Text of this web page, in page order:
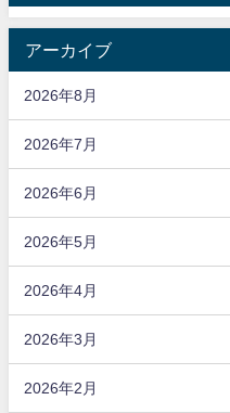
アーカイブ
2026年8月
2026年7月
2026年6月
2026年5月
2026年4月
2026年3月
2026年2月